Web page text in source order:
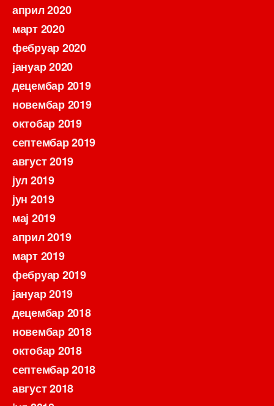
април 2020
март 2020
фебруар 2020
јануар 2020
децембар 2019
новембар 2019
октобар 2019
септембар 2019
август 2019
јул 2019
јун 2019
мај 2019
април 2019
март 2019
фебруар 2019
јануар 2019
децембар 2018
новембар 2018
октобар 2018
септембар 2018
август 2018